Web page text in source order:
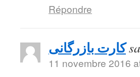
Répondre
کارت بازرگانی
11 novembre 2016